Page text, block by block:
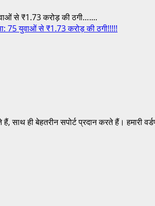
से ₹1.73 करोड़ की ठगी…....
युवाओं से ₹1.73 करोड़ की ठगी!!!!!
साथ ही बेहतरीन सपोर्ट प्रदान करते हैं।